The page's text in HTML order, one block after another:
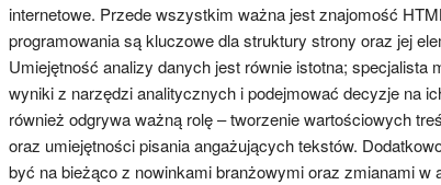
internetowe. Przede wszystkim ważna jest znajomość
programowania są kluczowe dla struktury strony oraz jej
Umiejętność analizy danych jest równie istotna; specjalista
wyniki z narzędzi analitycznych i podejmować decyzje na
również odgrywa ważną rolę – tworzenie wartościowych
oraz umiejętności pisania angażujących tekstów.
być na bieżąco z nowinkami branżowymi oraz zmianami w